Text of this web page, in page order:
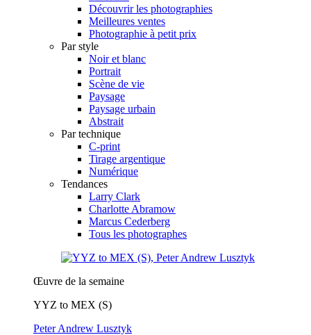
Découvrir les photographies
Meilleures ventes
Photographie à petit prix
Par style
Noir et blanc
Portrait
Scène de vie
Paysage
Paysage urbain
Abstrait
Par technique
C-print
Tirage argentique
Numérique
Tendances
Larry Clark
Charlotte Abramow
Marcus Cederberg
Tous les photographes
Œuvre de la semaine
YYZ to MEX (S)
Peter Andrew Lusztyk